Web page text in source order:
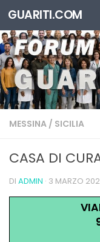
Salta al
GUARITI.COM
MESSINA / SICILIA
CASA DI
DI ADMIN · 3 MARZO